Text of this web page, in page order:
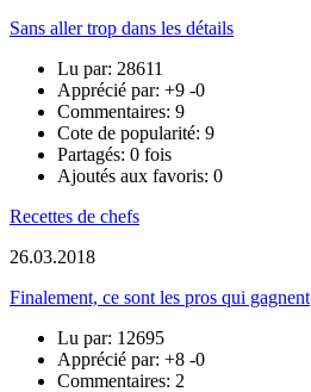
Sans aller trop dans les détails
Lu par: 28611
Apprécié par: +9 -0
Commentaires: 9
Cote de popularité: 9
Partagés: 0 fois
Ajoutés aux favoris: 0
Recettes de chefs
26.03.2018
Finalement, ce sont les pros qui gagnent
Lu par: 12695
Apprécié par: +8 -0
Commentaires: 2